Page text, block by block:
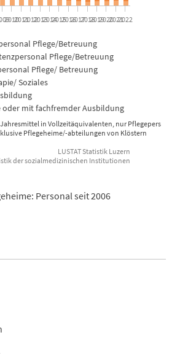
in Vollzeitäquivalenten, nur
Pflegeheime/-abteilungen von Klöstern
Pflege/Betreuung
Pflege/Betreuung
Pflege/ Betreuung
Soziales
oder mit fachfremder Ausbildung
2010201120122013201420152016201720182019202020212022
LUSTAT Statistik Luzern
der sozialmedizinischen Institutionen
Personal seit 2006